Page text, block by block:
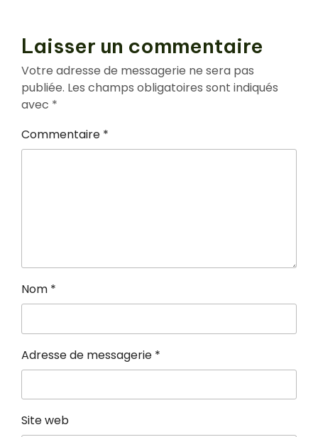
Laisser un commentaire
Votre adresse de messagerie ne sera pas
publiée. Les champs obligatoires sont indiqués
avec *
Commentaire *
Nom *
Adresse de messagerie *
Site web